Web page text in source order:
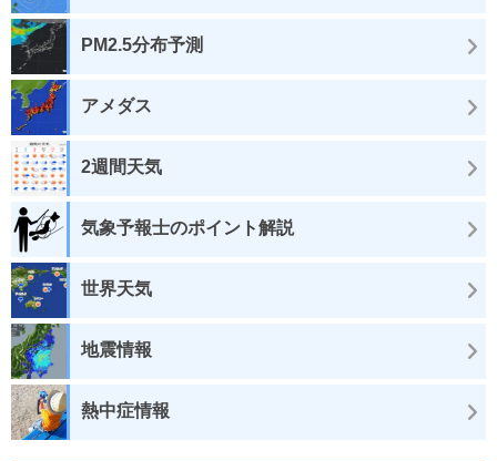
PM2.5分布予測
アメダス
2週間天気
気象予報士のポイント解説
世界天気
地震情報
熱中症情報